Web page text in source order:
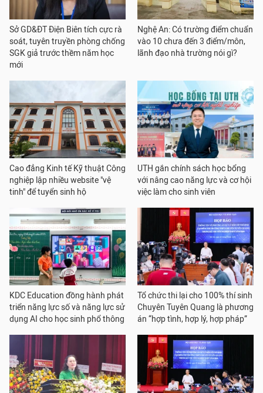
Sở GD&ĐT Điện Biên tích cực rà
soát, tuyên truyền phòng chống
SGK giả trước thềm năm học
mới
Nghệ An: Có trường điểm chuẩn
vào 10 chưa đến 3 điểm/môn,
lãnh đạo nhà trường nói gì?
Cao đẳng Kinh tế Kỹ thuật Công
nghiệp lập nhiều website "vệ
tinh" để tuyển sinh hộ
UTH gắn chính sách học bổng
với nâng cao năng lực và cơ hội
việc làm cho sinh viên
KDC Education đồng hành phát
triển năng lực số và năng lực sử
dụng AI cho học sinh phổ thông
Tổ chức thi lại cho 100% thí sinh
Chuyên Tuyên Quang là phương
án “hợp tình, hợp lý, hợp pháp”